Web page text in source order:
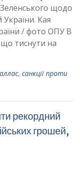
щодо
України. Кая
/ фото ОПУ В
тиснути на
, санкції проти
рекордний
грошей,